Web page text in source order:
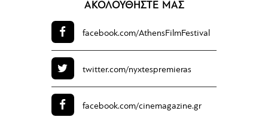
ΑΚΟΛΟΥΘΗΣΤΕ ΜΑΣ
facebook.com/AthensFilmFestival
twitter.com/nyxtespremieras
facebook.com/cinemagazine.gr